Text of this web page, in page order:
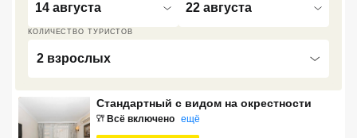
14 августа 22 августа
КОЛИЧЕСТВО ТУРИСТОВ
2 взрослых
Стандартный с видом на окрестности
Всё включено ещё
ТОП 10 лучших отелей 5*
ТОП 10 недорогих отелей
Лучшие отели 4* звезды